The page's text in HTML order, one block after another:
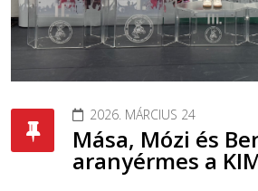
2026. MÁRCIUS 24
Mása, Mózi és
aranyérmes a